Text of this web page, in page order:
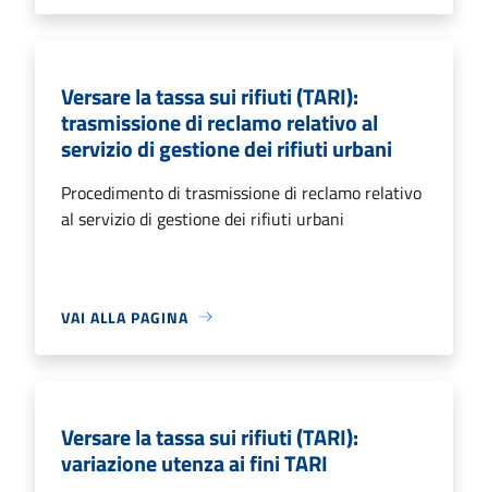
Versare la tassa sui rifiuti (TARI):
trasmissione di reclamo relativo al
servizio di gestione dei rifiuti urbani
Procedimento di trasmissione di reclamo relativo
al servizio di gestione dei rifiuti urbani
VAI ALLA PAGINA
Versare la tassa sui rifiuti (TARI):
variazione utenza ai fini TARI